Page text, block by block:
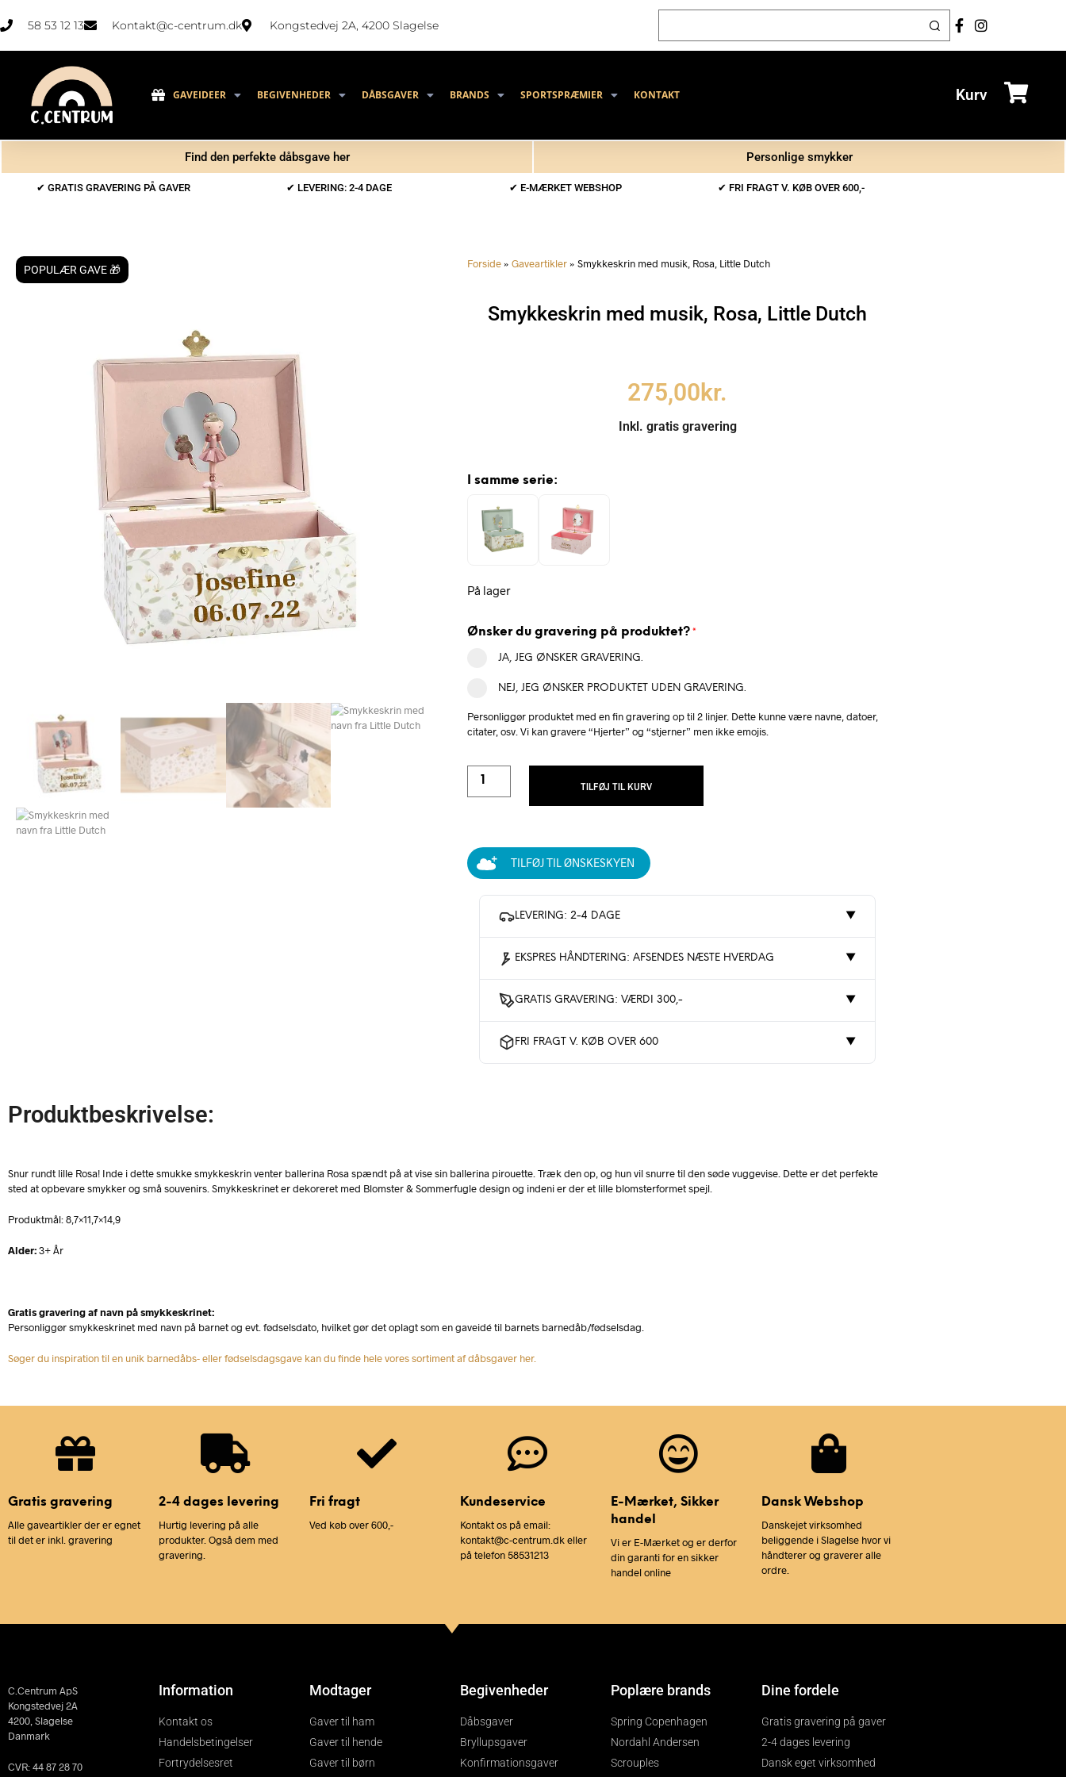
58 53 12 13 Kontakt@c-centrum.dk Kongstedvej 2A, 4200 Slagelse
GAVEIDEER BEGIVENHEDER DÅBSGAVER BRANDS SPORTSPRÆMIER KONTAKT Kurv
Find den perfekte dåbsgave her Personlige smykker
✔ GRATIS GRAVERING PÅ GAVER ✔ LEVERING: 2-4 DAGE ✔ E-MÆRKET WEBSHOP ✔ FRI FRAGT V. KØB OVER 600,-
POPULÆR GAVE 🎁 Forside »Gaveartikler »Smykkeskrin med musik, Rosa, Little Dutch
Smykkeskrin med musik, Rosa, Little Dutch
275,00kr.
Inkl. gratis gravering
I samme serie:
På lager
Ønsker du gravering på produktet? *
JA, JEG ØNSKER GRAVERING.
NEJ, JEG ØNSKER PRODUKTET UDEN GRAVERING.
Personliggør produktet med en fin gravering op til 2 linjer. Dette kunne være navne, datoer,
citater, osv. Vi kan gravere “Hjerter” og “stjerner” men ikke emojis.
TILFØJ TIL KURV
TILFØJ TIL ØNSKESKYEN
LEVERING: 2-4 DAGE ▼
EKSPRES HÅNDTERING: AFSENDES NÆSTE HVERDAG ▼
GRATIS GRAVERING: VÆRDI 300,- ▼
FRI FRAGT V. KØB OVER 600 ▼
Produktbeskrivelse:
Snur rundt lille Rosa! Inde i dette smukke smykkeskrin venter ballerina Rosa spændt på at vise sin ballerina pirouette. Træk den op, og hun vil snurre til den søde vuggevise. Dette er det perfekte
sted at opbevare smykker og små souvenirs. Smykkeskrinet er dekoreret med Blomster & Sommerfugle design og indeni er der et lille blomsterformet spejl.
Produktmål: 8,7×11,7×14,9
Alder:3+ År
Gratis gravering af navn på smykkeskrinet:
Personliggør smykkeskrinet med navn på barnet og evt. fødselsdato, hvilket gør det oplagt som en gaveidé til barnets barnedåb/fødselsdag.
Søger du inspiration til en unik barnedåbs- eller fødselsdagsgave kan du finde hele vores sortiment af dåbsgaver her.
Gratis gravering
Alle gaveartikler der er egnet
til det er inkl. gravering
2-4 dages levering
Hurtig levering på alle
produkter. Også dem med
gravering.
Fri fragt
Ved køb over 600,-
Kundeservice
Kontakt os på email:
kontakt@c-centrum.dk eller
på telefon 58531213
E-Mærket, Sikker
handel
Vi er E-Mærket og er derfor
din garanti for en sikker
handel online
Dansk Webshop
Danskejet virksomhed
beliggende i Slagelse hvor vi
håndterer og graverer alle
ordre.
C.Centrum ApS
Kongstedvej 2A
4200, Slagelse
Danmark
CVR: 44 87 28 70
Information
Kontakt os
Handelsbetingelser
Fortrydelsesret
Modtager
Gaver til ham
Gaver til hende
Gaver til børn
Begivenheder
Dåbsgaver
Bryllupsgaver
Konfirmationsgaver
Poplære brands
Spring Copenhagen
Nordahl Andersen
Scrouples
Dine fordele
Gratis gravering på gaver
2-4 dages levering
Dansk eget virksomhed